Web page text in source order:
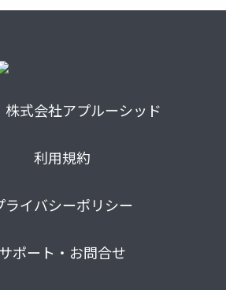
株式会社アプルーシッド
利用規約
ライバシーポリシー
サポート・お問合せ